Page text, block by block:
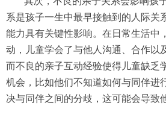
系是孩子一生中最早接触到的人际关
能力具有关键性影响。在日常生活中
动，儿童学会了与他人沟通、合作以
而不良的亲子互动经验使得儿童缺乏
机会，比如他们不知道如何与同伴进
决与同伴之间的分歧，这可能会导致